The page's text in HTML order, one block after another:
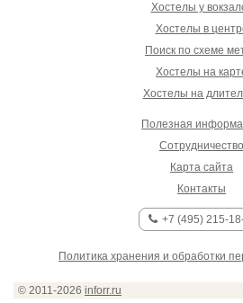
Хостелы у
Хостелы в
Поиск по схеме
Хостелы на
Хостелы на
Полезная
Сотрудничество
Карта сайта
Контакты
+7 (495) 215-
Политика хранения и обработки
© 2011-2026 inforr.ru